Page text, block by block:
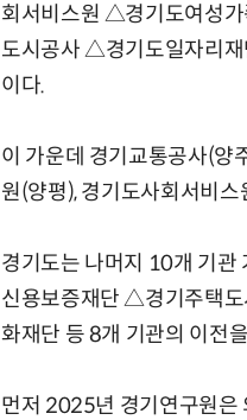
회서비스원 △경기도여성
도시공사 △경기도일자리
이다.
이 가운데 경기교통공사(양
원(양평), 경기도사회서비
경기도는 나머지 10개 기
신용보증재단 △경기주택
화재단 등 8개 기관의 이전
먼저 2025년 경기연구원은